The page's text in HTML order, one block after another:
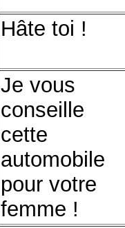
Hâte toi !
Je vous
conseille
cette
automobile
pour votre
femme !